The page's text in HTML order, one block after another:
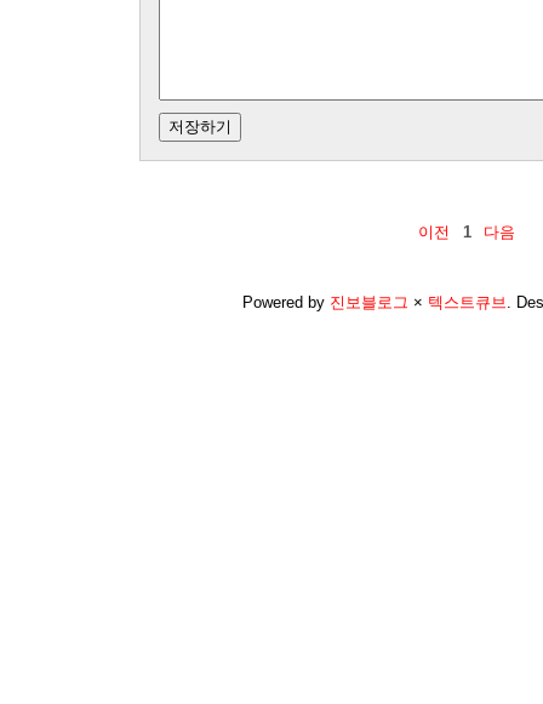
이전 1 다음
Powered by 진보블로그 × 텍스트큐브.